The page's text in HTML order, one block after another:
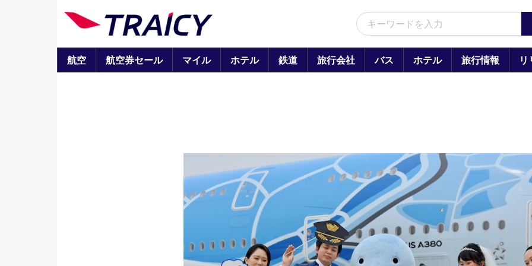
航空 航空券セール マイル ホテル 鉄道 旅行会社 バス ホテル 旅行情報 リ